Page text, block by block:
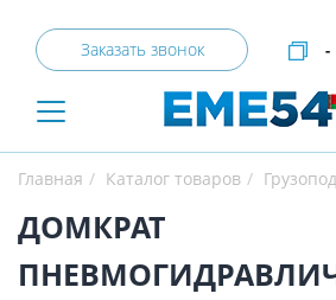
Заказать звонок -
Главная Каталог товаров
ДОМКРАТ